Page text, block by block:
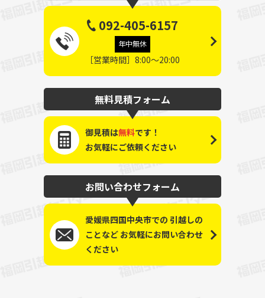
092-405-6157
年中無休
［営業時間］8:00～20:00
無料見積フォーム
御見積は無料です！
お気軽にご依頼ください
お問い合わせフォーム
愛媛県四国中央市での 引越しの
ことなど お気軽にお問い合わせ
ください